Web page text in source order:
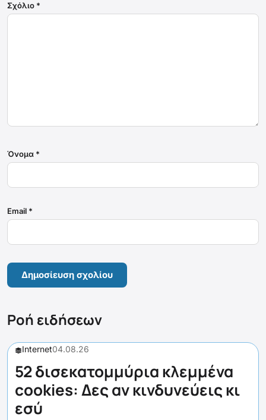
Σχόλιο *
Όνομα *
Email *
Ροή ειδήσεων
Internet04.08.26
52 δισεκατομμύρια κλεμμένα
cookies: Δες αν κινδυνεύεις κι
εσύ